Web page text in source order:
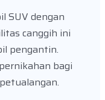
SUV dengan
canggih ini
pengantin.
bagi